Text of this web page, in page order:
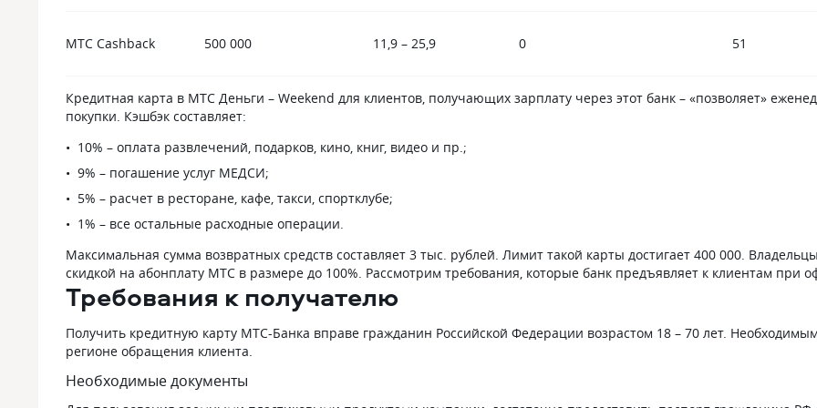
быстро оформила, подсказала,
как ее активировать, помогла
(оказывается, на тот момент у мтс
было два приложения-красное,
МТС Cashback 500 000 11,9 – 25,9 0 51
Кредитная карта в МТС Деньги – Weekend для клиентов, получающих зарплату через этот банк – «позволяет»
покупки. Кэшбэк составляет:
10% – оплата развлечений, подарков, кино, книг, видео и пр.;
9% – погашение услуг МЕДСИ;
5% – расчет в ресторане, кафе, такси, спортклубе;
1% – все остальные расходные операции.
Максимальная сумма возвратных средств составляет 3 тыс. рублей. Лимит такой карты достигает 400 000.
скидкой на абонплату МТС в размере до 100%. Рассмотрим требования, которые банк предъявляет к клиентам при
Требования к получателю
Получить кредитную карту МТС-Банка вправе гражданин Российской Федерации возрастом 18 – 70 лет.
регионе обращения клиента.
Необходимые документы